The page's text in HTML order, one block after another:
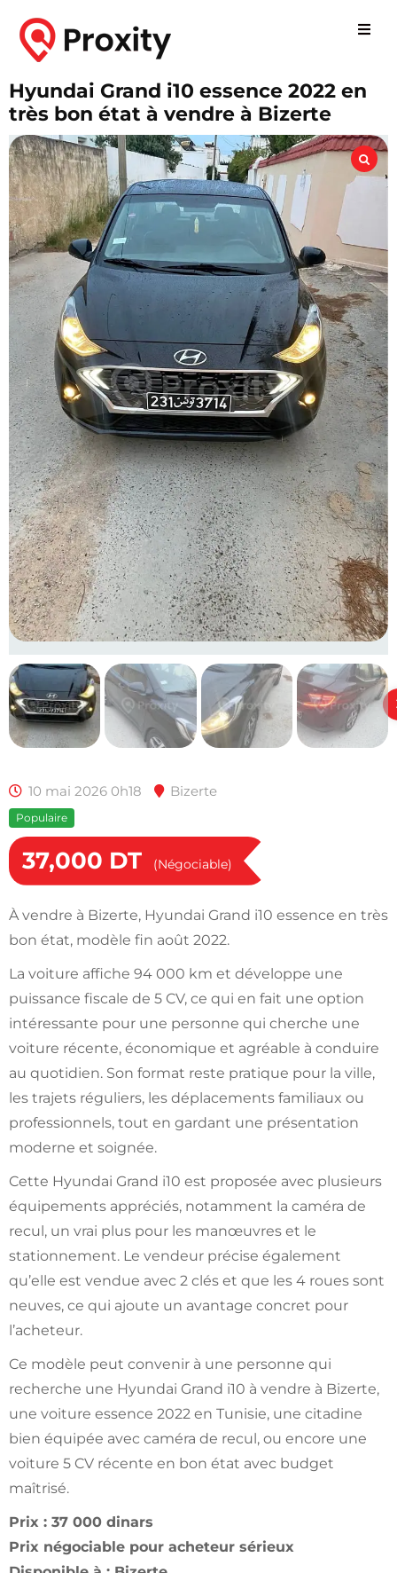
Hyundai Grand i10 essence 2022 en
très bon état à vendre à Bizerte
10 mai 2026 0h18 Bizerte
Populaire
37,000 DT (Négociable)
À vendre à Bizerte, Hyundai Grand i10 essence en très
bon état, modèle fin août 2022.
La voiture affiche 94 000 km et développe une
puissance fiscale de 5 CV, ce qui en fait une option
intéressante pour une personne qui cherche une
voiture récente, économique et agréable à conduire
au quotidien. Son format reste pratique pour la ville,
les trajets réguliers, les déplacements familiaux ou
professionnels, tout en gardant une présentation
moderne et soignée.
Cette Hyundai Grand i10 est proposée avec plusieurs
équipements appréciés, notamment la caméra de
recul, un vrai plus pour les manœuvres et le
stationnement. Le vendeur précise également
qu’elle est vendue avec 2 clés et que les 4 roues sont
neuves, ce qui ajoute un avantage concret pour
l’acheteur.
Ce modèle peut convenir à une personne qui
recherche une Hyundai Grand i10 à vendre à Bizerte,
une voiture essence 2022 en Tunisie, une citadine
bien équipée avec caméra de recul, ou encore une
voiture 5 CV récente en bon état avec budget
maîtrisé.
Prix : 37 000 dinars
Prix négociable pour acheteur sérieux